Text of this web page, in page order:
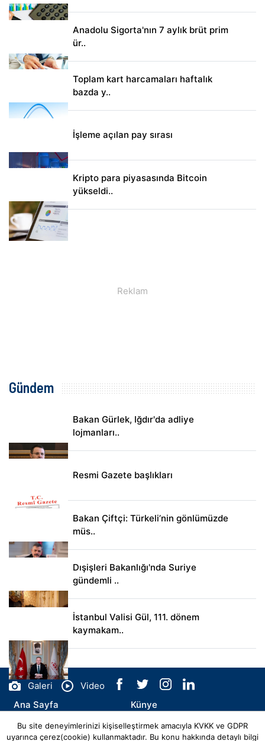
Anadolu Sigorta'nın 7 aylık brüt prim
ür..
Toplam kart harcamaları haftalık
bazda y..
İşleme açılan pay sırası
Kripto para piyasasında Bitcoin
yükseldi..
Gündem
Bakan Gürlek, Iğdır'da adliye
lojmanları..
Resmi Gazete başlıkları
Bakan Çiftçi: Türkeli’nin gönlümüzde
müs..
Dışişleri Bakanlığı'nda Suriye
gündemli ..
İstanbul Valisi Gül, 111. dönem
kaymakam..
Galeri
Video
Ana Sayfa
Künye
İletişim
Bu site deneyimlerinizi kişiselleştirmek amacıyla KVKK ve GDPR
uyarınca çerez(cookie) kullanmaktadır. Bu konu hakkında detaylı bilgi